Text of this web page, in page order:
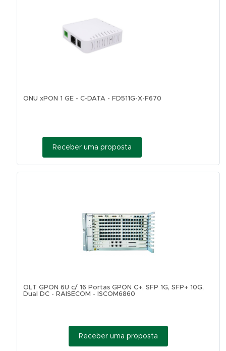
ONU xPON 1 GE - C-DATA - FD511G-X-F670
Receber uma proposta
OLT GPON 6U c/ 16 Portas GPON C+, SFP 1G, SFP+ 10G,
Dual DC - RAISECOM - ISCOM6860
Receber uma proposta